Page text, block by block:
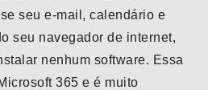
seu e-mail, calendário e
seu navegador de internet,
nenhum software. Essa
365 e é muito